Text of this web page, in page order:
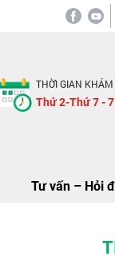
THỜI GIAN
Thứ 2-Thứ 7 -
Tư vấn – Hỏi